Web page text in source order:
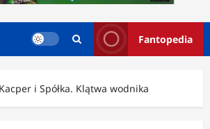
Fantopedia
Kacper i Spółka. Klątwa wodnika